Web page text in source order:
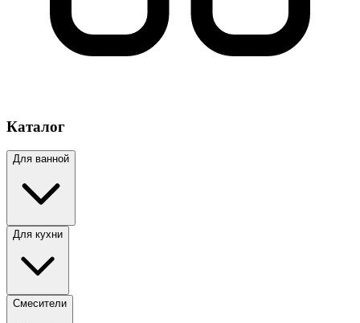
Каталог
Для ванной
Для кухни
Смесители